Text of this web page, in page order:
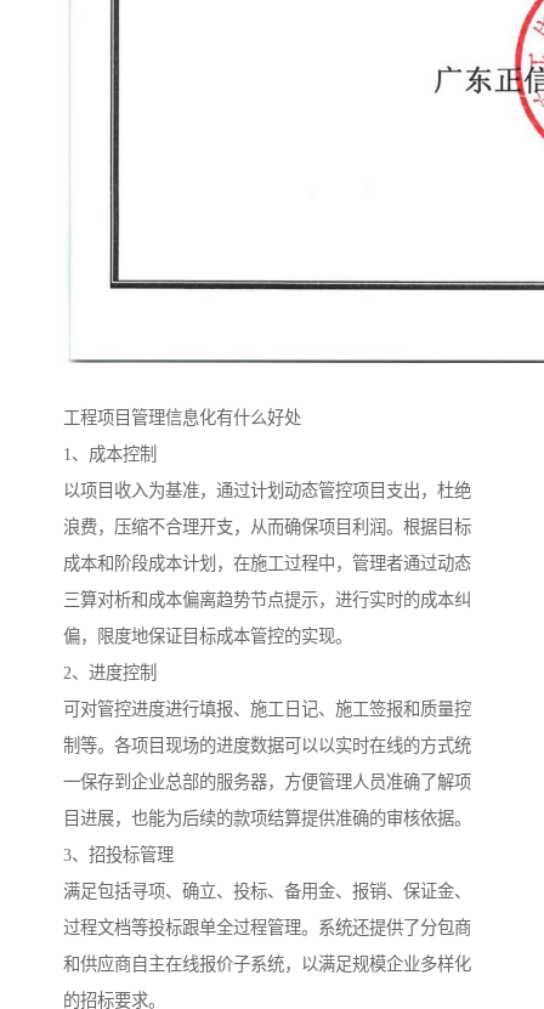
工程项目管理信息化有什么好处
1、成本控制
以项目收入为基准，通过计划动态管控项目支出，杜绝
浪费，压缩不合理开支，从而确保项目利润。根据目标
成本和阶段成本计划，在施工过程中，管理者通过动态
三算对析和成本偏离趋势节点提示，进行实时的成本纠
偏，限度地保证目标成本管控的实现。
2、进度控制
可对管控进度进行填报、施工日记、施工签报和质量控
制等。各项目现场的进度数据可以以实时在线的方式统
一保存到企业总部的服务器，方便管理人员准确了解项
目进展，也能为后续的款项结算提供准确的审核依据。
3、招投标管理
满足包括寻项、确立、投标、备用金、报销、保证金、
过程文档等投标跟单全过程管理。系统还提供了分包商
和供应商自主在线报价子系统，以满足规模企业多样化
的招标要求。